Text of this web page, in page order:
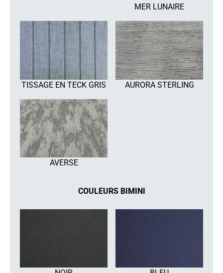
MER LUNAIRE
TISSAGE EN TECK GRIS AURORA STERLING
AVERSE
COULEURS BIMINI